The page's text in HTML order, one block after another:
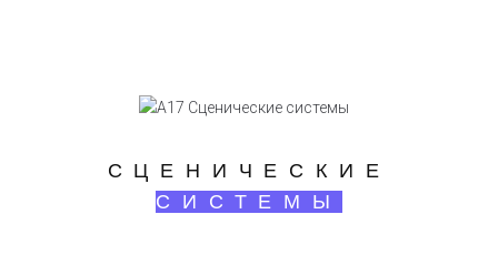
СЦЕНИЧЕСКИЕ
СИСТЕМЫ